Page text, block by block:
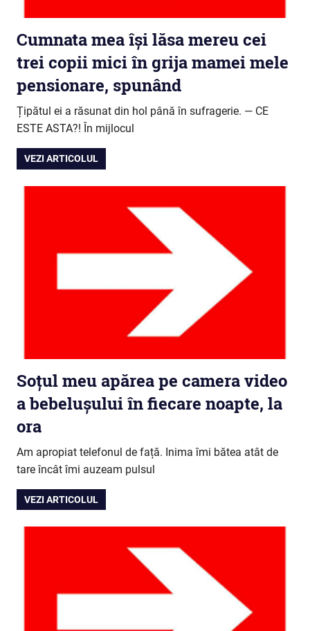
Cumnata mea își lăsa mereu cei
trei copii mici în grija mamei mele
pensionare, spunând
Țipătul ei a răsunat din hol până în sufragerie. — CE
ESTE ASTA?! În mijlocul
VEZI ARTICOLUL
Soțul meu apărea pe camera video
a bebelușului în fiecare noapte, la
ora
Am apropiat telefonul de față. Inima îmi bătea atât de
tare încât îmi auzeam pulsul
VEZI ARTICOLUL